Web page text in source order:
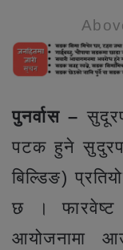
पुनर्वास –
पटक हुने
बिल्डिङ)
छ । फारवेष्ट
आयोजनामा